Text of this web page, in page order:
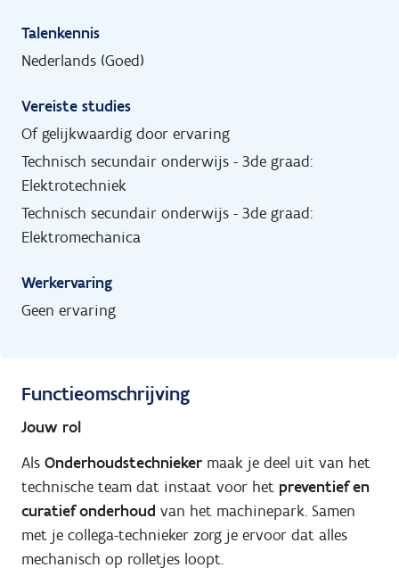
Talenkennis
Nederlands (Goed)
Vereiste studies
Of gelijkwaardig door ervaring
Technisch secundair onderwijs - 3de graad:
Elektrotechniek
Technisch secundair onderwijs - 3de graad:
Elektromechanica
Werkervaring
Geen ervaring
Functieomschrijving
Jouw rol
Als Onderhoudstechnieker maak je deel uit van het
technische team dat instaat voor het preventief en
curatief onderhoud van het machinepark. Samen
met je collega-technieker zorg je ervoor dat alles
mechanisch op rolletjes loopt.